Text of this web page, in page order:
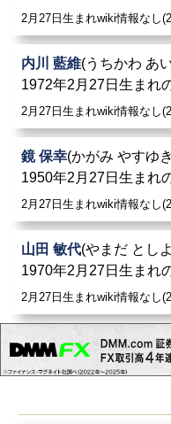
2月27日生まれwiki情報なし
内川 藍維(うちかわ あ
1972年2月27日生まれ
2月27日生まれwiki情報なし
鏡 保幸(かがみ やすゆ
1950年2月27日生まれ
2月27日生まれwiki情報なし
山田 敏代(やまだ とし
1970年2月27日生まれ
2月27日生まれwiki情報なし